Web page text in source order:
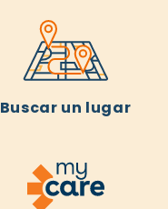
Buscar un lugar